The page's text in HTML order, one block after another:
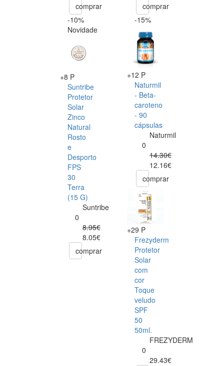
comprar
comprar
-10%
Novidade
+8 P
Suntribe
Protetor
Solar
Zinco
Natural
Rosto
e
Desporto
FPS
30
Terra
(15 G)
Suntribe
0
8.95€
8.05€
comprar
-15%
+12 P
Naturmil
- Beta-
caroteno
- 90
cápsulas
Naturmil
0
14.30€
12.16€
comprar
+29 P
Frezyderm
Protetor
Solar
com
cor
Toque
veludo
SPF
50
50ml.
FREZYDERM
0
29.43€